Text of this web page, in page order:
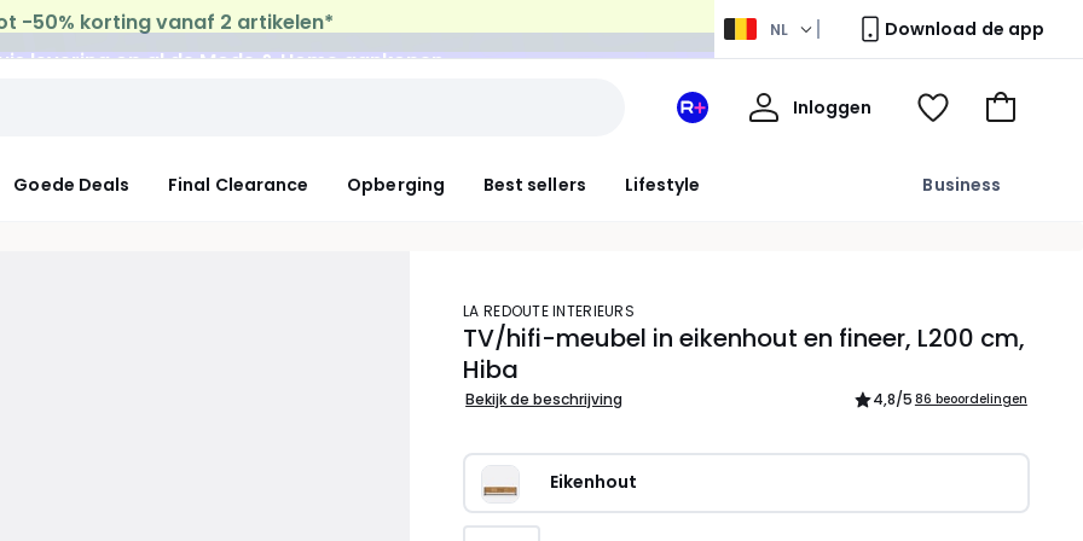
leveringop al de Mode & Home aankopen NL Download de app
Goede Deals Final Clearance Opberging Best sellers Lifestyle Business
Mijn
+
Inloggen
Mijn
Kijk
Naar
LA REDOUTE INTERIEURS
TV/hifi-meubel in eikenhout en fineer, L200 cm,
Hiba
Bekijk de beschrijving 4,8/5 86 beoordelingen
Eikenhout